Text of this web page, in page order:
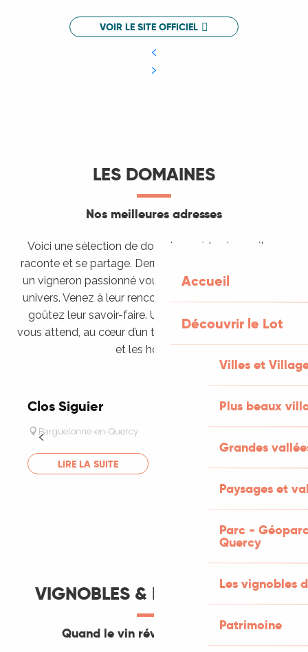
Accueil
Découvrir le Lot
Villes et
Plus beaux
Grandes
Paysages et
Parc -
Quercy
Les vignobles
Patrimoine
VOIR LE SITE OFFICIEL
LES DOMAINES
Nos meilleures adresses
Voici une sélection de domaines où le vin se vit, se
raconte et se partage. Derrière chaque rang de vigne,
un vigneron passionné vous ouvre les portes de son
univers. Venez à leur rencontre, écoutez leur histoire,
goûtez leur savoir-faire. Une aventure authentique
vous attend, au cœur d’un terroir façonné par le temps
et les hommes.
Clos Siguier
Barguelonne-en-Quercy
LIRE LA SUITE
VIGNOBLES & DÉCOUVERTES
Quand le vin révèle un territoire